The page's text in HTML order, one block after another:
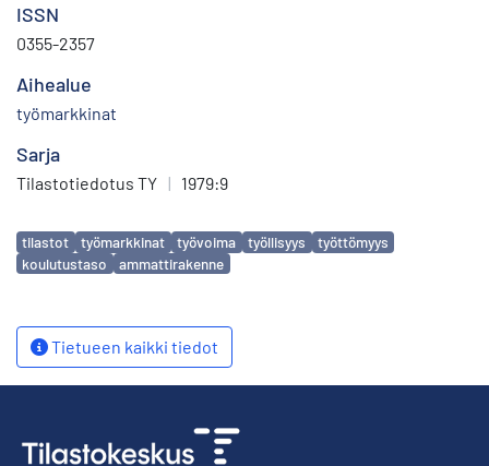
ISSN
0355-2357
Aihealue
työmarkkinat
Sarja
Tilastotiedotus TY | 1979:9
Avainsanat
tilastot työmarkkinat työvoima työllisyys
työttömyys
koulutustaso
ammattirakenne
Tietueen kaikki tiedot